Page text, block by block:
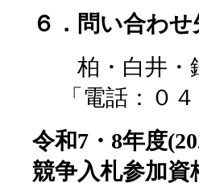
６．問い合わせ
柏・白井
「電話：０
令和7・8年度
競争入札参加資